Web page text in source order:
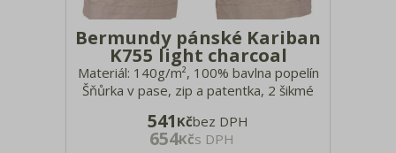
Bermundy pánské Kariban
K755 light charcoal
Materiál: 140g/m², 100% bavlna popelín
Šňůrka v pase, zip a patentka, 2 šikmé
našité boční kapsy a 2 zadní kapsy s
patentkou, francouzské velikosti: prosím
541 Kčbez DPH
654Kčs DPH